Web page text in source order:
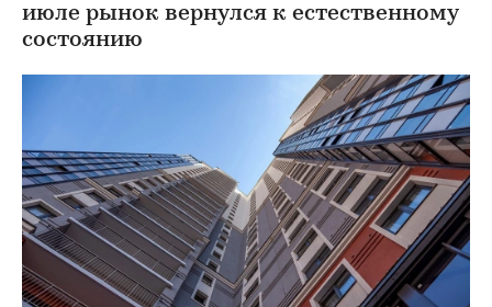
июле рынок вернулся к естественному
состоянию